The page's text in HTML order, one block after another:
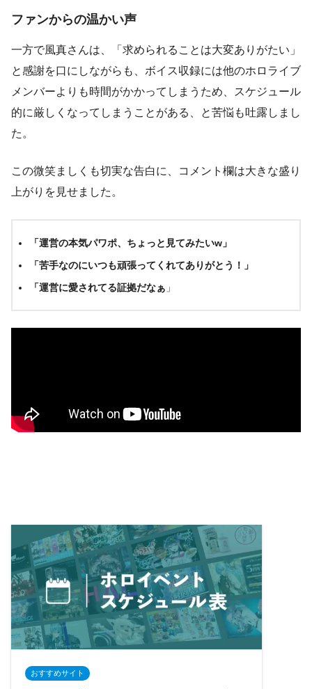
ファンからの温かい声
一方で風真さんは、「求められることは大変ありがたい」
と感謝を口にしながらも、ボイス収録には他のホロライブ
メンバーよりも時間がかかってしまうため、スケジュール
的に厳しくなってしまうことがある、と苦悩も吐露しまし
た。
この微笑ましくも切実な告白に、コメント欄は大きな盛り
上がりを見せました。
「運営の本気パワポ、ちょっと見てみたいw」
「苦手なのにいつも頑張ってくれてありがとう！」
「運営に愛されてる証拠だなぁ 」
おすすめサイト